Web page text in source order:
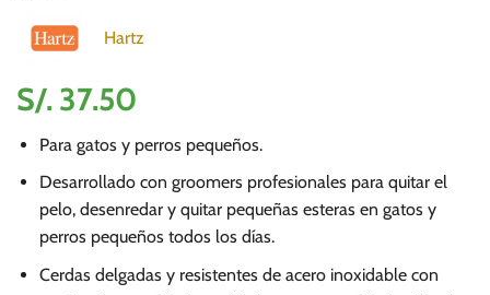
Hartz
S/. 37.50
Para gatos y perros pequeños.
Desarrollado con groomers profesionales para quitar el
pelo, desenredar y quitar pequeñas esteras en gatos y
perros pequeños todos los días.
Cerdas delgadas y resistentes de acero inoxidable con